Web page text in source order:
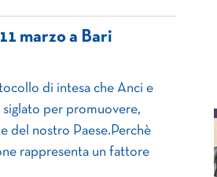
marzo a Bari
di intesa che Anci e
per promuovere,
del nostro Paese.Perchè
rappresenta un fattore